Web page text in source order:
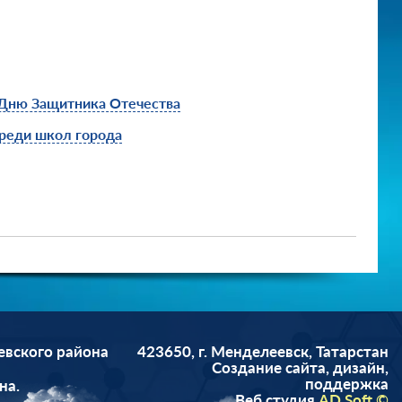
Защитника Отечества
школ города
района
423650, г. Менделеевск, Татарстан
Cоздание сайта, дизайн,
поддержка